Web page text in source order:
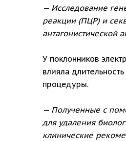
— Исследование
реакции (ПЦР) и
антагонистической
У поклонников
влияла
процедуры.
— Полученные с
для удаления
клинические